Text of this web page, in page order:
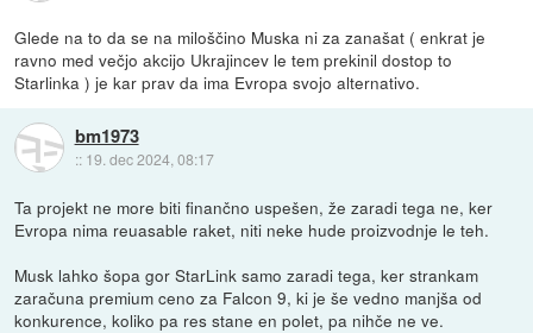
Glede na to da se na miloščino Muska ni za zanašat ( enkrat je
ravno med večjo akcijo Ukrajincev le tem prekinil dostop to
Starlinka ) je kar prav da ima Evropa svojo alternativo.
bm1973
:: 19. dec 2024, 08:17
Ta projekt ne more biti finančno uspešen, že zaradi tega ne, ker
Evropa nima reuasable raket, niti neke hude proizvodnje le teh.
Musk lahko šopa gor StarLink samo zaradi tega, ker strankam
zaračuna premium ceno za Falcon 9, ki je še vedno manjša od
konkurence, koliko pa res stane en polet, pa nihče ne ve.